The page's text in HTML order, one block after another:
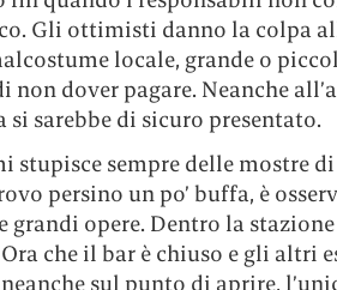
Gli ottimisti danno la colpa
locale, grande o
dover pagare. Neanche
si sarebbe di sicuro presentato.
stupisce sempre delle mostre
persino un po’ buffa, è
opere. Dentro la
che il bar è chiuso e gli altri
sul punto di aprire,